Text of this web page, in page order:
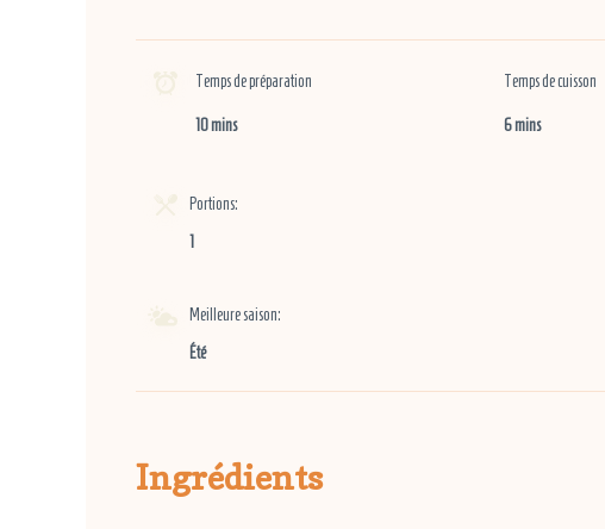
Temps de préparation
10 mins
Temps de cuisson
6 mins
Portions:
1
Meilleure saison:
Été
Ingrédients